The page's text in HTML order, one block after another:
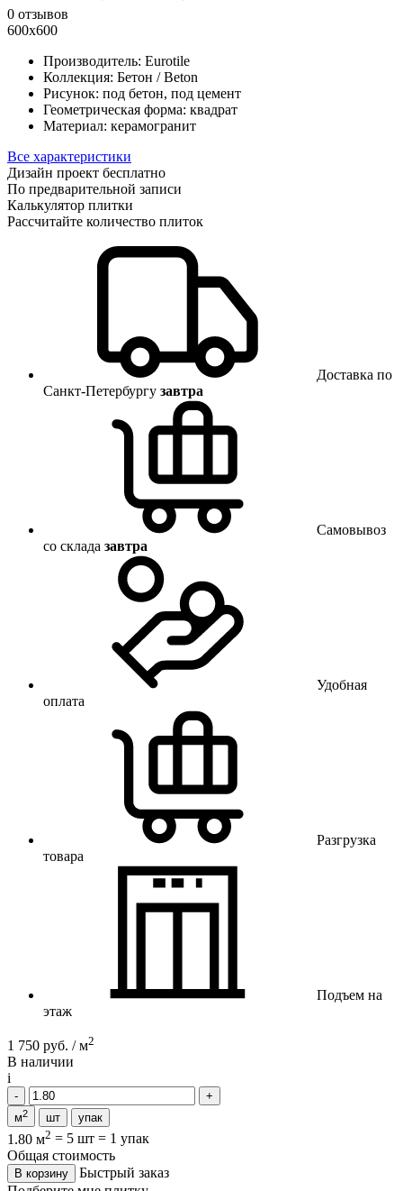
0 отзывов
600х600
Производитель: Eurotile
Коллекция: Бетон / Beton
Рисунок: под бетон, под цемент
Геометрическая форма: квадрат
Материал: керамогранит
Все характеристики
Дизайн проект бесплатно
По предварительной записи
Калькулятор плитки
Рассчитайте количество плиток
Доставка по
Санкт-Петербургу завтра
Самовывоз
со склада завтра
Удобная
оплата
Разгрузка
товара
Подъем на
этаж
1 750 руб. / м2
В наличии
i
м2 шт упак
1.80 м2 = 5 шт = 1 упак
Общая стоимость
В корзину
Быстрый заказ